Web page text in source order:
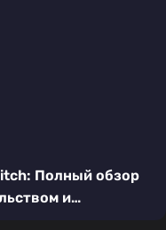
Полный обзор
и